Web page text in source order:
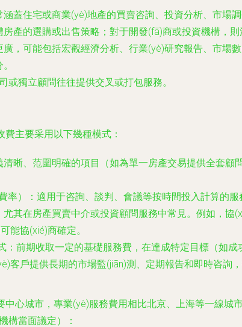
涵蓋住宅或商業(yè)地產的買賣咨詢、投資分析、市場
產的選購或出售策略；對于開發(fā)商或投資機構，則
廣，可能包括宏觀經濟分析、行業(yè)研究報告、市場
或獨立顧問往往提供交叉或打包服務。
主要采用以下幾種模式：
清晰、范圍明確的項目（如為單一房產交易提供全套
率）
：適用于咨詢、談判、會議等按時間投入計算的服
尤其在房產買賣中介或投資顧問服務中常見。例如，
能協(xié)商確定。
：前期收取一定的基礎服務費，在達成特定目標（如
客戶提供長期的市場監(jiān)測、定期報告和即時咨詢，
中心城市，專業(yè)服務費用相比北京、上海等一線
構當面議定）：